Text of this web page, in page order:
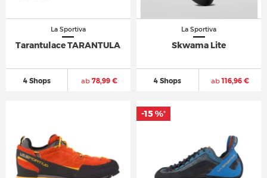
La Sportiva
Tarantulace TARANTULA
4 Shops ab78,99 €
La Sportiva
Skwama Lite
4 Shops ab116,96 €
-15 %*